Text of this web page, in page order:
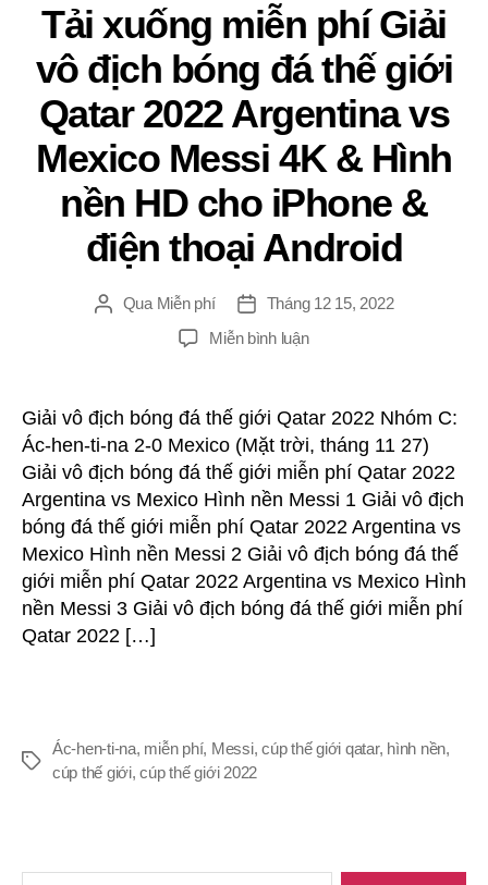
Android
Tải xuống miễn phí Giải
vô địch bóng đá thế giới
Qatar 2022 Argentina vs
Mexico Messi 4K & Hình
nền HD cho iPhone &
điện thoại Android
ĐăngQua Miễn phí
Ngay
gưỉ
Tháng 12 15, 2022
Miễn bình luậnTRÊN
miễn
Giải
vô
địch
bóng
đá
thế
giới
Messi
Giải vô địch bóng đá thế giới Qatar 2022 Nhóm C:
Ác-hen-ti-na 2-0 Mexico (Mặt trời, tháng 11 27)
Giải vô địch bóng đá thế giới miễn phí Qatar 2022
Argentina vs Mexico Hình nền Messi 1 Giải vô địch
bóng đá thế giới miễn phí Qatar 2022 Argentina vs
Mexico Hình nền Messi 2 Giải vô địch bóng đá thế
giới miễn phí Qatar 2022 Argentina vs Mexico Hình
nền Messi 3 Giải vô địch bóng đá thế giới miễn phí
Qatar 2022 […]
Thẻ
Ác-hen-ti-na, miễn phí, Messi,cúp thế giới qatar, hình nền,
cúp thế giới,cúp thế giới 2022
Tìm